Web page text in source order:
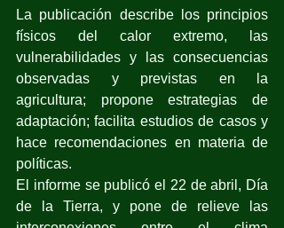
La publicación describe los principios
físicos del calor extremo, las
vulnerabilidades y las consecuencias
observadas y previstas en la
agricultura; propone estrategias de
adaptación; facilita estudios de casos y
hace recomendaciones en materia de
políticas.
El informe se publicó el 22 de abril, Día
de la Tierra, y pone de relieve las